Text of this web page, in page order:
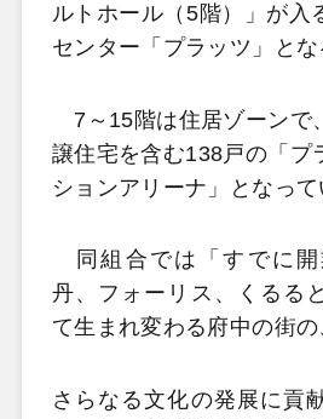
ルトホール（5階）」が入
センター「プラッツ」とな
7～15階は住居ゾーンで
譲住宅を含む138戸の「プ
ションアリーナ」となって
同組合では「すでに開
丹、フォーリス、くるる
て生まれ変わる府中の街の
さらなる文化の発展に貢